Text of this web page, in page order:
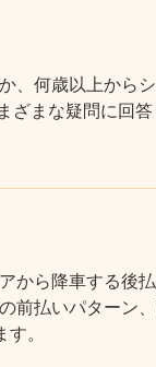
、何歳以上から
まな疑問に回答
ら降車する後払
前払いパターン
。